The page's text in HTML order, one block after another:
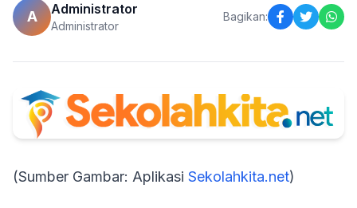
A Administrator
Administrator
Bagikan:
(Sumber Gambar: Aplikasi Sekolahkita.net)